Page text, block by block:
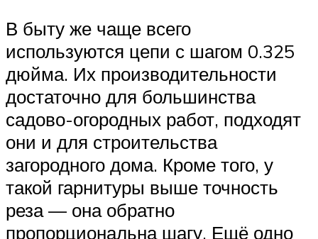
В быту же чаще всего
используются цепи с шагом 0.325
дюйма. Их производительности
достаточно для большинства
садово-огородных работ, подходят
они и для строительства
загородного дома. Кроме того, у
такой гарнитуры выше точность
реза — она обратно
пропорциональна шагу. Ещё одно